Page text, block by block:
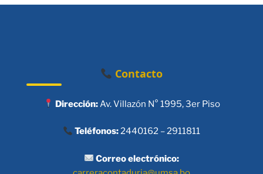
Contacto
Dirección:Av. Villazón N° 1995, 3er Piso
Teléfonos:2440162 – 2911811
Correo electrónico: